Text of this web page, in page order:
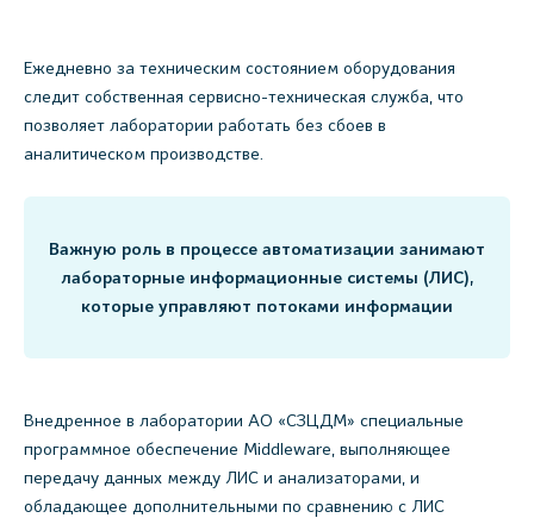
Ежедневно за техническим состоянием оборудования
следит собственная сервисно-техническая служба, что
позволяет лаборатории работать без сбоев в
аналитическом производстве.
Важную роль в процессе автоматизации занимают
лабораторные информационные системы (ЛИС),
которые управляют потоками информации
Внедренное в лаборатории АО «СЗЦДМ» специальные
программное обеспечение Middleware, выполняющее
передачу данных между ЛИС и анализаторами, и
обладающее дополнительными по сравнению с ЛИС